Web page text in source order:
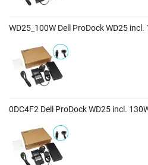
WD25_100W Dell ProDock WD25
0DC4F2 Dell ProDock WD25 incl.